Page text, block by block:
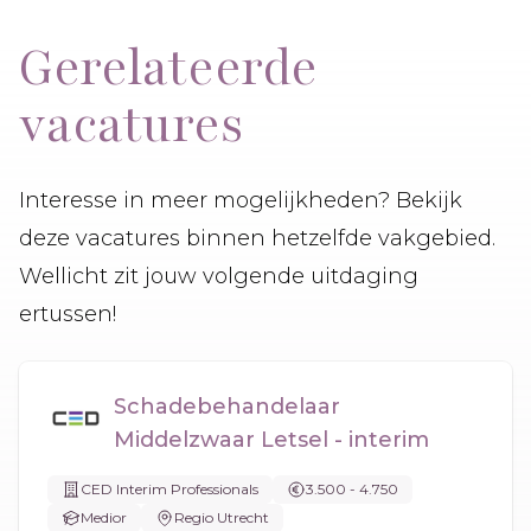
Gerelateerde
vacatures
Interesse in meer mogelijkheden? Bekijk
deze vacatures binnen hetzelfde vakgebied.
Wellicht zit jouw volgende uitdaging
ertussen!
Schadebehandelaar
Middelzwaar Letsel - interim
CED Interim Professionals
3.500 - 4.750
Medior
Regio Utrecht